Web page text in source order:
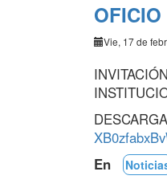
Vie, 17 de
En